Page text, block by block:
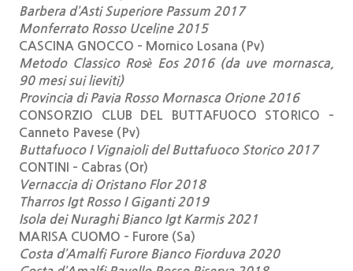
Barbera d’Asti Superiore Passum 2017
Monferrato Rosso Uceline 2015
CASCINA GNOCCO – Mornico Losana (Pv)
Metodo Classico Rosè Eos 2016 (da uve mornasca,
90 mesi sui lieviti)
Provincia di Pavia Rosso Mornasca Orione 2016
CONSORZIO CLUB DEL BUTTAFUOCO STORICO –
Canneto Pavese (Pv)
Buttafuoco I Vignaioli del Buttafuoco Storico 2017
CONTINI – Cabras (Or)
Vernaccia di Oristano Flor 2018
Tharros Igt Rosso I Giganti 2019
Isola dei Nuraghi Bianco Igt Karmis 2021
MARISA CUOMO – Furore (Sa)
Costa d’Amalfi Furore Bianco Fiorduva 2020